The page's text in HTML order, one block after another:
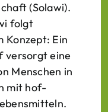
(Solawi).
folgt
Konzept: Ein
versorgt eine
Menschen in
mit hof­